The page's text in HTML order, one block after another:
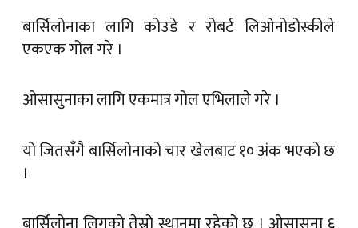
बार्सिलोनाका लागि कोउडे र रोबर्ट लिओनोडोस्कीले
एकएक गोल गरे ।
ओसासुनाका लागि एकमात्र गोल एभिलाले गरे ।
यो जितसँगै बार्सिलोनाको चार खेलबाट १० अंक भएको छ
।